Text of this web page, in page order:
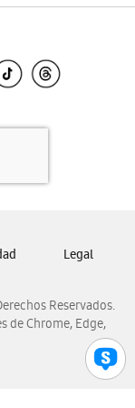
Reservados.
de Chrome, Edge,
Legal